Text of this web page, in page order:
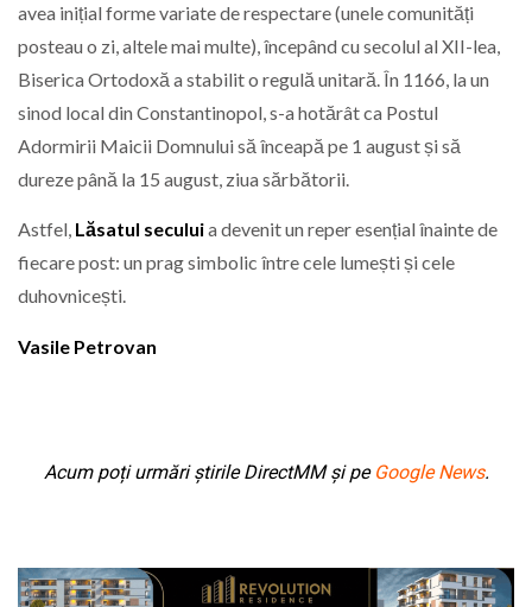
avea inițial forme variate de respectare (unele comunități
posteau o zi, altele mai multe), începând cu secolul al XII-lea,
Biserica Ortodoxă a stabilit o regulă unitară. În 1166, la un
sinod local din Constantinopol, s-a hotărât ca Postul
Adormirii Maicii Domnului să înceapă pe 1 august și să
dureze până la 15 august, ziua sărbătorii.
Astfel, Lăsatul seculuia devenit un reper esențial înainte de
fiecare post: un prag simbolic între cele lumești și cele
duhovnicești.
Vasile Petrovan
Acum poți urmări știrile DirectMM și pe Google News.